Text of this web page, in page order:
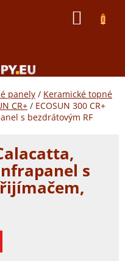
panely / Keramické topné
CR+ / ECOSUN 300 CR+
s bezdrátovým RF
s